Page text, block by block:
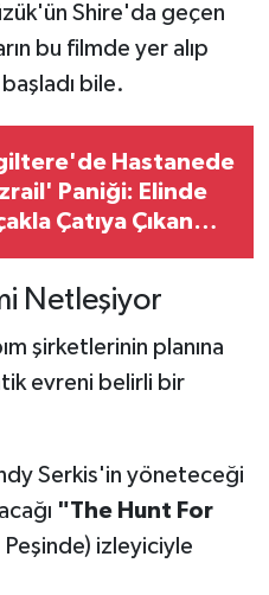
Shire'da geçen
bu filmde yer alıp
bile.
Hastanede
Paniği: Elinde
Çatıya Çıkan
Netleşiyor
şirketlerinin planına
evreni belirli bir
Serkis'in yöneteceği
"The Hunt For
izleyiciyle